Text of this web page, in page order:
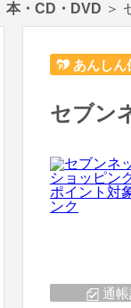
本・CD・DVD ＞
あんしん
セブン
通